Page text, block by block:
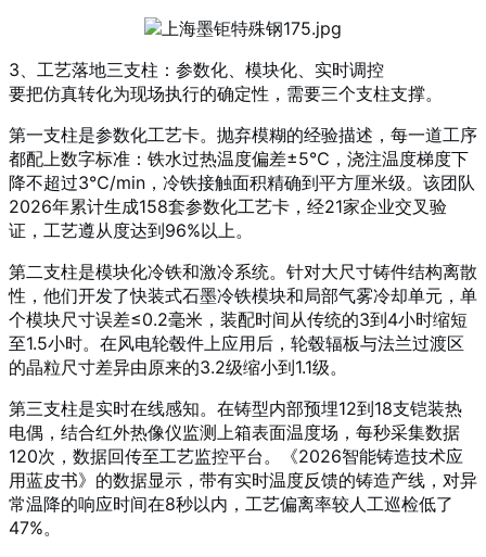
3、工艺落地三支柱：参数化、模块化、实时调控
要把仿真转化为现场执行的确定性，需要三个支柱支撑。
第一支柱是参数化工艺卡。抛弃模糊的经验描述，每一道工序
都配上数字标准：铁水过热温度偏差±5℃，浇注温度梯度下
降不超过3℃/min，冷铁接触面积精确到平方厘米级。该团队
2026年累计生成158套参数化工艺卡，经21家企业交叉验
证，工艺遵从度达到96%以上。
第二支柱是模块化冷铁和激冷系统。针对大尺寸铸件结构离散
性，他们开发了快装式石墨冷铁模块和局部气雾冷却单元，单
个模块尺寸误差≤0.2毫米，装配时间从传统的3到4小时缩短
至1.5小时。在风电轮毂件上应用后，轮毂辐板与法兰过渡区
的晶粒尺寸差异由原来的3.2级缩小到1.1级。
第三支柱是实时在线感知。在铸型内部预埋12到18支铠装热
电偶，结合红外热像仪监测上箱表面温度场，每秒采集数据
120次，数据回传至工艺监控平台。《2026智能铸造技术应
用蓝皮书》的数据显示，带有实时温度反馈的铸造产线，对异
常温降的响应时间在8秒以内，工艺偏离率较人工巡检低了
47%。